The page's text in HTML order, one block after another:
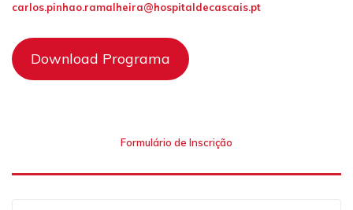
carlos.pinhao.ramalheira@hospitaldecascais.pt
Download Programa
Formulário de Inscrição